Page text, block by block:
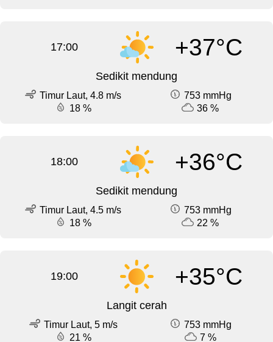
17:00 +37°C
Sedikit mendung
Timur Laut, 4.8 m/s
753 mmHg
18 %
36 %
18:00 +36°C
Sedikit mendung
Timur Laut, 4.5 m/s
753 mmHg
18 %
22 %
19:00 +35°C
Langit cerah
Timur Laut, 5 m/s
753 mmHg
21 %
7 %